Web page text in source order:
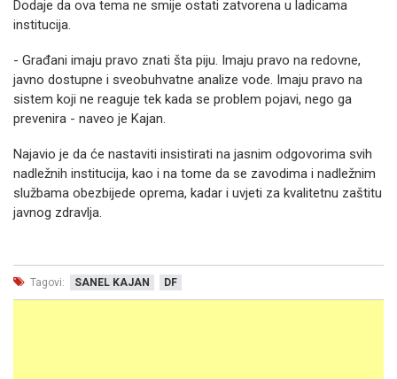
Dodaje da ova tema ne smije ostati zatvorena u ladicama
institucija.
- Građani imaju pravo znati šta piju. Imaju pravo na redovne,
javno dostupne i sveobuhvatne analize vode. Imaju pravo na
sistem koji ne reaguje tek kada se problem pojavi, nego ga
prevenira - naveo je Kajan.
Najavio je da će nastaviti insistirati na jasnim odgovorima svih
nadležnih institucija, kao i na tome da se zavodima i nadležnim
službama obezbijede oprema, kadar i uvjeti za kvalitetnu zaštitu
javnog zdravlja.
Tagovi: SANEL KAJAN DF